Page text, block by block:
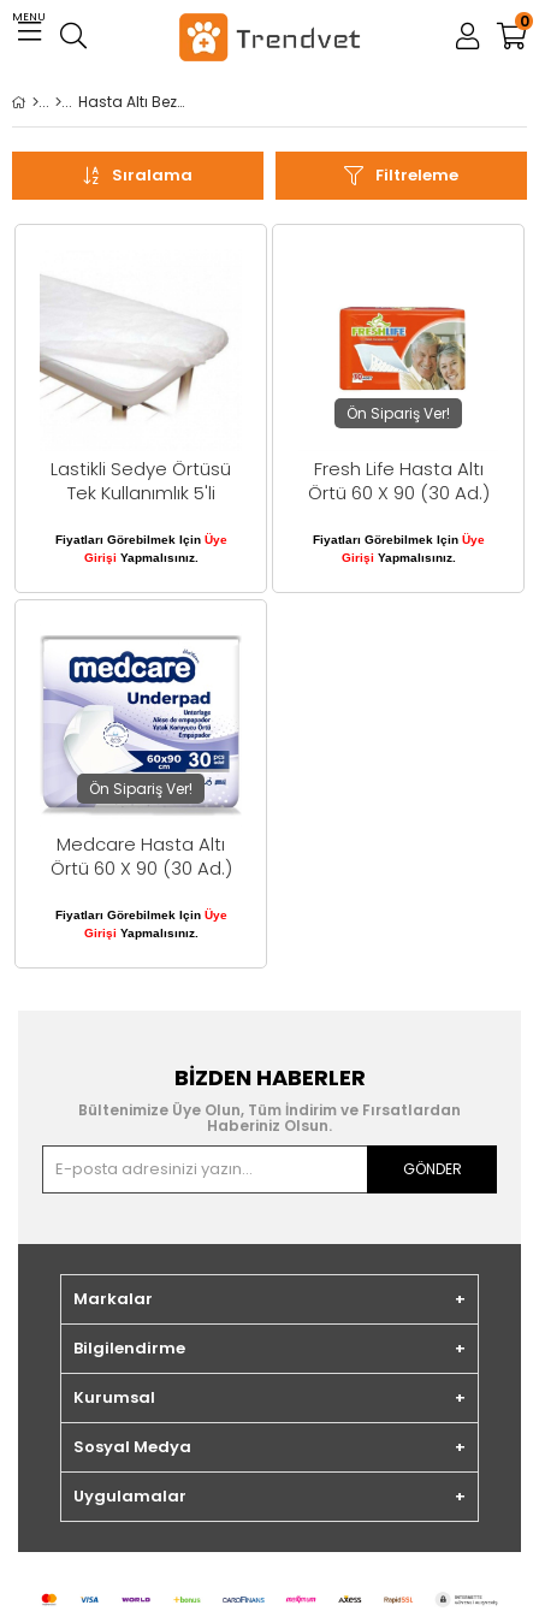
MENU 0
Hasta Altı Bezleri
Filtreleme
Sıralama
Lastikli Sedye Örtüsü
Tek Kullanımlık 5'li
Fiyatları Görebilmek Için Üye
Girişi Yapmalısınız.
Ön Sipariş Ver!
Fresh Life Hasta Altı
Örtü 60 X 90 (30 Ad.)
Fiyatları Görebilmek Için Üye
Girişi Yapmalısınız.
Ön Sipariş Ver!
Medcare Hasta Altı
Örtü 60 X 90 (30 Ad.)
Fiyatları Görebilmek Için Üye
Girişi Yapmalısınız.
BIZDEN HABERLER
Bültenimize Üye Olun, Tüm İndirim ve Fırsatlardan
Haberiniz Olsun.
GÖNDER
Markalar
Bilgilendirme
Kurumsal
Sosyal Medya
Uygulamalar